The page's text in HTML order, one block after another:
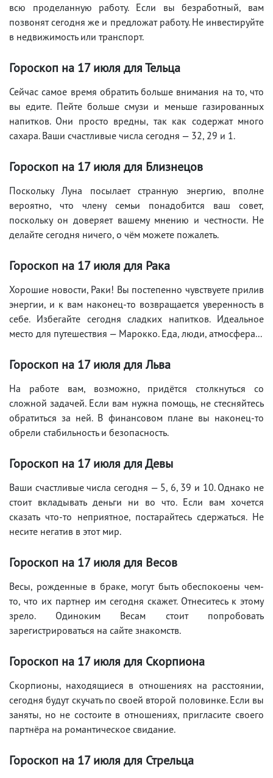
всю проделанную работу. Если вы безработный, вам
позвонят сегодня же и предложат работу. Не инвестируйте
в недвижимость или транспорт.
Гороскоп на 17июля для Тельца
Сейчас самое время обратить больше внимания на то, что
вы едите. Пейте больше смузи и меньше газированных
напитков. Они просто вредны, так как содержат много
сахара. Ваши счастливые числа сегодня — 32, 29 и 1.
Гороскоп на 17июля для Близнецов
Поскольку Луна посылает странную энергию, вполне
вероятно, что члену семьи понадобится ваш совет,
поскольку он доверяет вашему мнению и честности. Не
делайте сегодня ничего, о чём можете пожалеть.
Гороскоп на 17июля для Рака
Хорошие новости, Раки! Вы постепенно чувствуете прилив
энергии, и к вам наконец-то возвращается уверенность в
себе. Избегайте сегодня сладких напитков. Идеальное
место для путешествия — Марокко. Еда, люди, атмосфера...
Гороскоп на 17июля для Льва
На работе вам, возможно, придётся столкнуться со
сложной задачей. Если вам нужна помощь, не стесняйтесь
обратиться за ней. В финансовом плане вы наконец-то
обрели стабильность и безопасность.
Гороскоп на 17июля для Девы
Ваши счастливые числа сегодня — 5, 6, 39 и 10. Однако не
стоит вкладывать деньги ни во что. Если вам хочется
сказать что-то неприятное, постарайтесь сдержаться. Не
несите негатив в этот мир.
Гороскоп на 17июля для Весов
Весы, рожденные в браке, могут быть обеспокоены чем-
то, что их партнер им сегодня скажет. Отнеситесь к этому
зрело. Одиноким Весам стоит попробовать
зарегистрироваться на сайте знакомств.
Гороскоп на 17июля для Скорпиона
Скорпионы, находящиеся в отношениях на расстоянии,
сегодня будут скучать по своей второй половинке. Если вы
заняты, но не состоите в отношениях, пригласите своего
партнёра на романтическое свидание.
Гороскоп на 17июля для Стрельца